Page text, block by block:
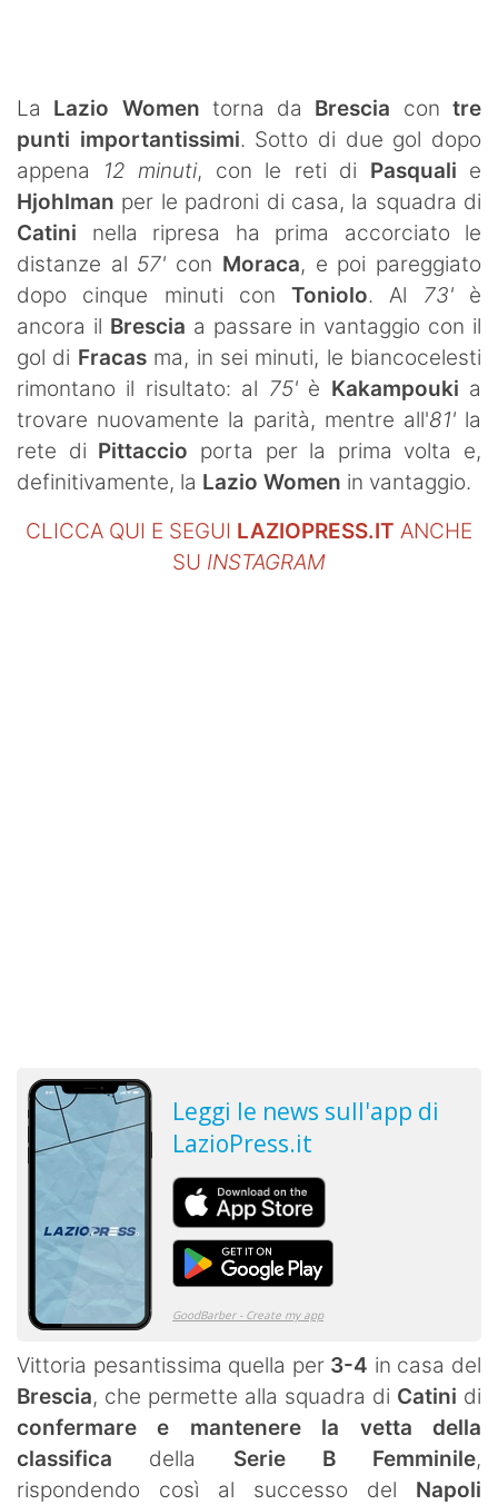
SHOP LAZIO
Contatti
La Lazio Women torna da Brescia contre
punti importantissimi. Sotto di due gol dopo
appena
12 minuti, con le reti di Pasquali e
Hjohlman per le padroni di casa, la squadra di
Catini nella ripresa ha prima accorciato le
distanze al 57' con Moraca, e poi pareggiato
dopo cinque minuti conToniolo. Al 73'è
ancora il Brescia a passare in vantaggio con il
gol di Fracasma, in sei minuti, le biancocelesti
rimontano il risultato: al 75'è Kakampouki a
trovare nuovamente la parità, mentre all'81' la
rete di Pittaccio porta per la prima volta e,
definitivamente, la Lazio Women in vantaggio.
CLICCA QUI E SEGUI LAZIOPRESS.IT ANCHE
SU INSTAGRAM
Vittoria pesantissima quella per 3-4 in casa del
Brescia, che permette alla squadra di Catini di
confermare e mantenere la vetta della
classifica della Serie B Femminile,
rispondendo così al successo del Napoli